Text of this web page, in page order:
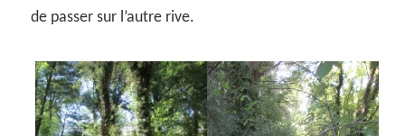
de passer sur l’autre rive.